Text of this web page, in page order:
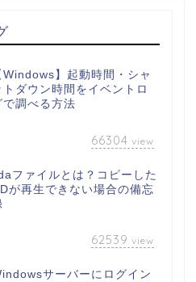
Windows】起動時間・シャ
トダウン時間をイベントロ
で調べる方法
66304 view
ファイルとは？コピーした
が再生できない場合の備忘
62539 view
サーバーにログイン